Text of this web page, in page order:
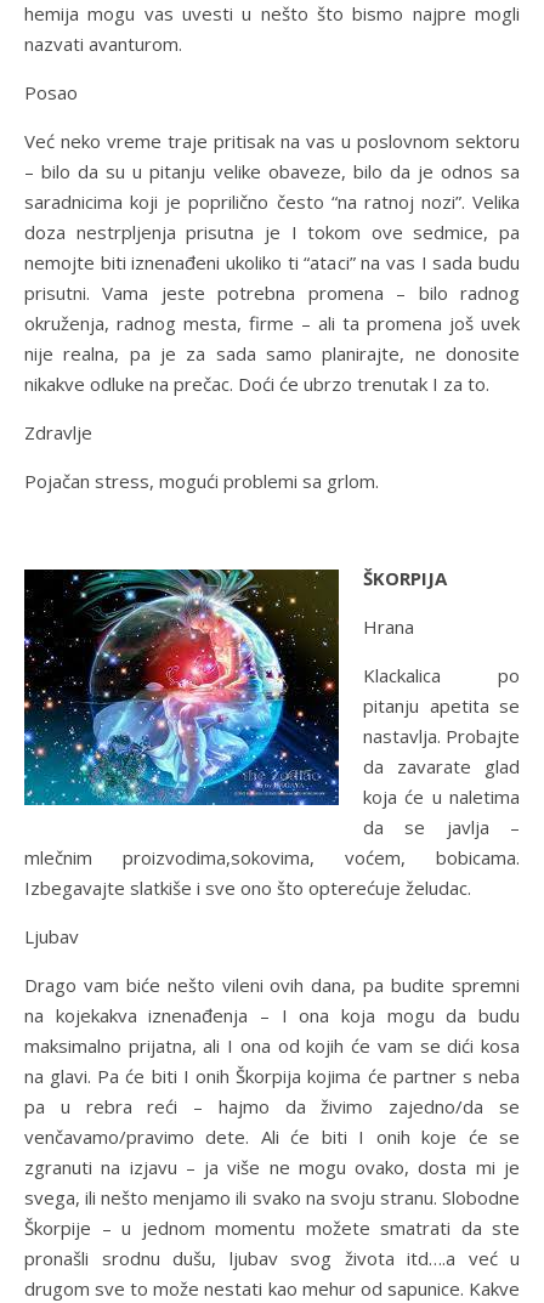
hemija mogu vas uvesti u nešto što bismo najpre mogli
nazvati avanturom.
Posao
Već neko vreme traje pritisak na vas u poslovnom sektoru
– bilo da su u pitanju velike obaveze, bilo da je odnos sa
saradnicima koji je poprilično često “na ratnoj nozi”. Velika
doza nestrpljenja prisutna je I tokom ove sedmice, pa
nemojte biti iznenađeni ukoliko ti “ataci” na vas I sada budu
prisutni. Vama jeste potrebna promena – bilo radnog
okruženja, radnog mesta, firme – ali ta promena još uvek
nije realna, pa je za sada samo planirajte, ne donosite
nikakve odluke na prečac. Doći će ubrzo trenutak I za to.
Zdravlje
Pojačan stress, mogući problemi sa grlom.
ŠKORPIJA
Hrana
Klackalica po
pitanju apetita se
nastavlja. Probajte
da zavarate glad
koja će u naletima
da se javlja –
mlečnim proizvodima,sokovima, voćem, bobicama.
Izbegavajte slatkiše i sve ono što opterećuje želudac.
Ljubav
Drago vam biće nešto vileni ovih dana, pa budite spremni
na kojekakva iznenađenja – I ona koja mogu da budu
maksimalno prijatna, ali I ona od kojih će vam se dići kosa
na glavi. Pa će biti I onih Škorpija kojima će partner s neba
pa u rebra reći – hajmo da živimo zajedno/da se
venčavamo/pravimo dete. Ali će biti I onih koje će se
zgranuti na izjavu – ja više ne mogu ovako, dosta mi je
svega, ili nešto menjamo ili svako na svoju stranu. Slobodne
Škorpije – u jednom momentu možete smatrati da ste
pronašli srodnu dušu, ljubav svog života itd….a već u
drugom sve to može nestati kao mehur od sapunice. Kakve